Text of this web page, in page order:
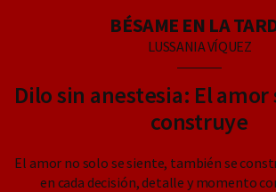
BÉSAME EN LA
LUSSANIA VÍQUEZ
Dilo sin anestesia: El amor
construye
El amor no solo se siente, también se
en cada decisión, detalle y momento